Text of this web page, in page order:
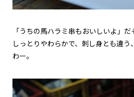
「うちの馬ハラミ串もおいしいよ」だ
しっとりやわらかで、刺し身とも違う
わー。